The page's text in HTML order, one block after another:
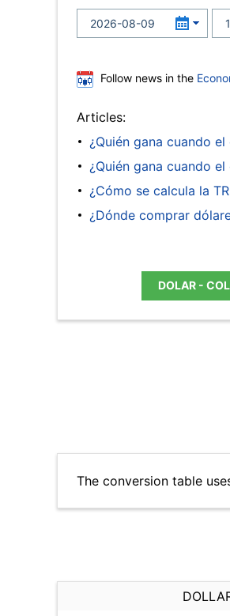
Follow news in the
Articles:
¿Quién gana cuando
¿Quién gana cuando
¿Cómo se calcula la
¿Dónde comprar
DOLAR -
The conversion table